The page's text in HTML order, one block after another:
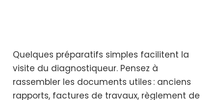
Quelques préparatifs simples facilitent la
visite du diagnostiqueur. Pensez à
rassembler les documents utiles : anciens
rapports, factures de travaux, règlement de